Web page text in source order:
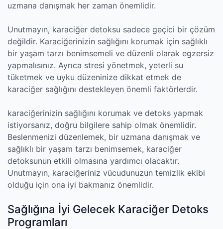
uzmana danışmak her zaman önemlidir.
Unutmayın, karaciğer detoksu sadece geçici bir çözüm
değildir. Karaciğerinizin sağlığını korumak için sağlıklı
bir yaşam tarzı benimsemeli ve düzenli olarak egzersiz
yapmalısınız. Ayrıca stresi yönetmek, yeterli su
tüketmek ve uyku düzeninize dikkat etmek de
karaciğer sağlığını destekleyen önemli faktörlerdir.
karaciğerinizin sağlığını korumak ve detoks yapmak
istiyorsanız, doğru bilgilere sahip olmak önemlidir.
Beslenmenizi düzenlemek, bir uzmana danışmak ve
sağlıklı bir yaşam tarzı benimsemek, karaciğer
detoksunun etkili olmasına yardımcı olacaktır.
Unutmayın, karaciğeriniz vücudunuzun temizlik ekibi
olduğu için ona iyi bakmanız önemlidir.
Sağlığına İyi Gelecek Karaciğer Detoks
Programları